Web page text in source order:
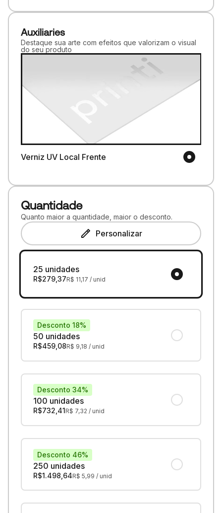
Auxiliaries
Destaque sua arte com efeitos que valorizam o visual
do seu produto
Verniz UV Local Frente
Quantidade
Quanto maior a quantidade, maior o desconto.
Personalizar
25 unidades
R$279,37R$ 11,17 / unid
50 unidades
Desconto 18%
R$459,08R$ 9,18 / unid
100 unidades
Desconto 34%
R$732,41R$ 7,32 / unid
250 unidades
Desconto 46%
R$1.498,64R$5,99 / unid